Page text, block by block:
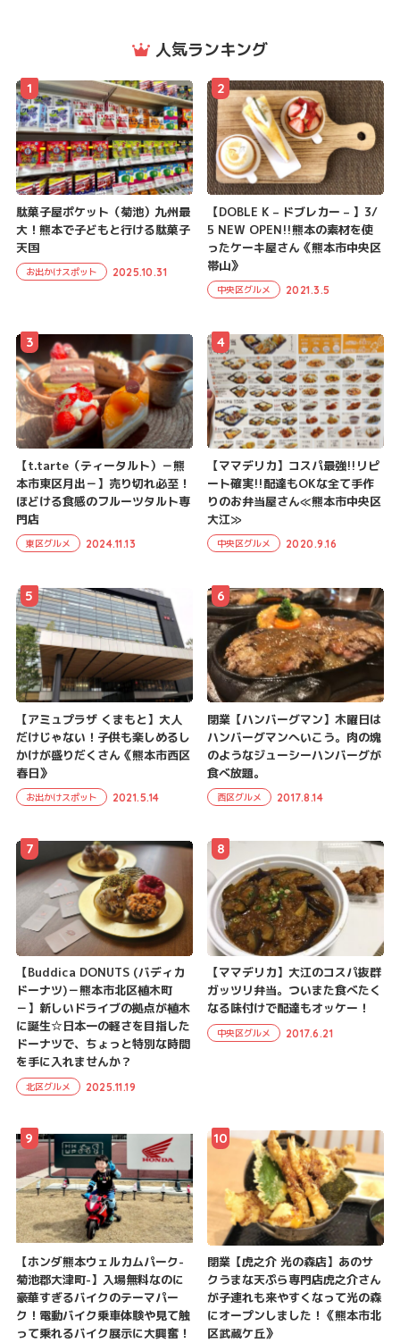
人気ランキング
駄菓子屋ポケット（菊池）九州最
大！熊本で子どもと行ける駄菓子
天国
お出かけスポット 2025.10.31
1
【DOBLE K – ドブレカー – 】3/
5 NEW OPEN!!熊本の素材を使
ったケーキ屋さん《熊本市中央区
帯山》
中央区グルメ 2021.3.5
2
【t.tarte（ティータルト）－熊
本市東区月出－】売り切れ必至！
ほどける食感のフルーツタルト専
門店
東区グルメ 2024.11.13
3
【ママデリカ】コスパ最強!!リピ
ート確実!!配達もOKな全て手作
りのお弁当屋さん≪熊本市中央区
大江≫
中央区グルメ 2020.9.16
4
【アミュプラザ くまもと】大人
だけじゃない！子供も楽しめるし
かけが盛りだくさん《熊本市西区
春日》
お出かけスポット 2021.5.14
5
閉業【ハンバーグマン】木曜日は
ハンバーグマンへいこう。肉の塊
のようなジューシーハンバーグが
食べ放題。
西区グルメ 2017.8.14
6
【Buddica DONUTS (バディカ
ドーナツ)－熊本市北区植木町
－】新しいドライブの拠点が植木
に誕生☆日本一の軽さを目指した
ドーナツで、ちょっと特別な時間
を手に入れませんか？
北区グルメ 2025.11.19
7
【ママデリカ】大江のコスパ抜群
ガッツリ弁当。ついまた食べたく
なる味付けで配達もオッケー！
中央区グルメ 2017.6.21
8
【ホンダ熊本ウェルカムパーク-
菊池郡大津町-】入場無料なのに
豪華すぎるバイクのテーマパー
ク！電動バイク乗車体験や見て触
って乗れるバイク展示に大興奮！
9
閉業【虎之介 光の森店】あのサ
クうまな天ぷら専門店虎之介さん
が子連れも来やすくなって光の森
にオープンしました！《熊本市北
区武蔵ケ丘》
10